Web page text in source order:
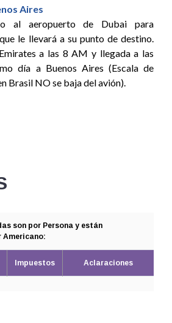
Aires
al aeropuerto de Dubai para
le llevará a su punto de destino.
a las 8 AM y llegada a las
día a Buenos Aires (Escala de
Brasil NO se baja del avión).
son por Persona y están
Americano:
Impuestos Aclaraciones